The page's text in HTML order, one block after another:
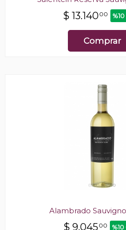
$ 13.14000
Comprar
Alambrado
$ 9.04500